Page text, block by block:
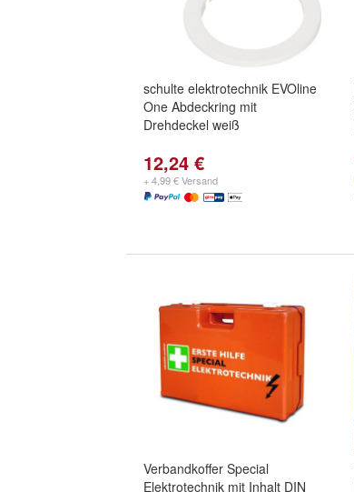
schulte elektrotechnik EVOline
One Abdeckring mit
Drehdeckel weiß
12,24 €
+ 4,99 € Versand
Verbandkoffer Special
Elektrotechnik mit Inhalt DIN